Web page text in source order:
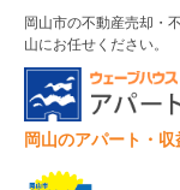
岡山市の不動産売却・
山にお任せください。
岡山のアパート・